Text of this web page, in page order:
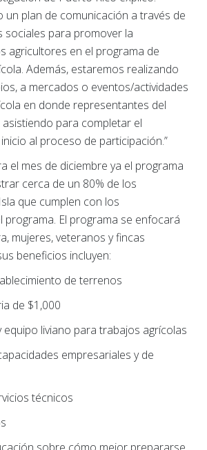
un plan de comunicación a través de
sociales para promover la
agricultores en el programa de
Además, estaremos realizando
a mercados o eventos/actividades
en donde representantes del
para completar el
al proceso de participación.”
el mes de diciembre ya el programa
cerca de un 80% de los
que cumplen con los
programa. El programa se enfocará
mujeres, veteranos y fincas
beneficios incluyen:
de terrenos
de $1,000
liviano para trabajos agrícolas
empresariales y de
técnicos